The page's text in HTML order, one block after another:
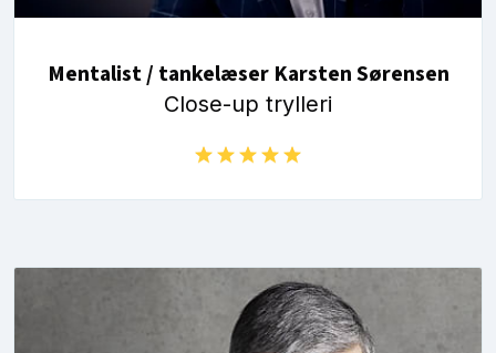
Mentalist / tankelæser Karsten Sørensen
Close-up trylleri